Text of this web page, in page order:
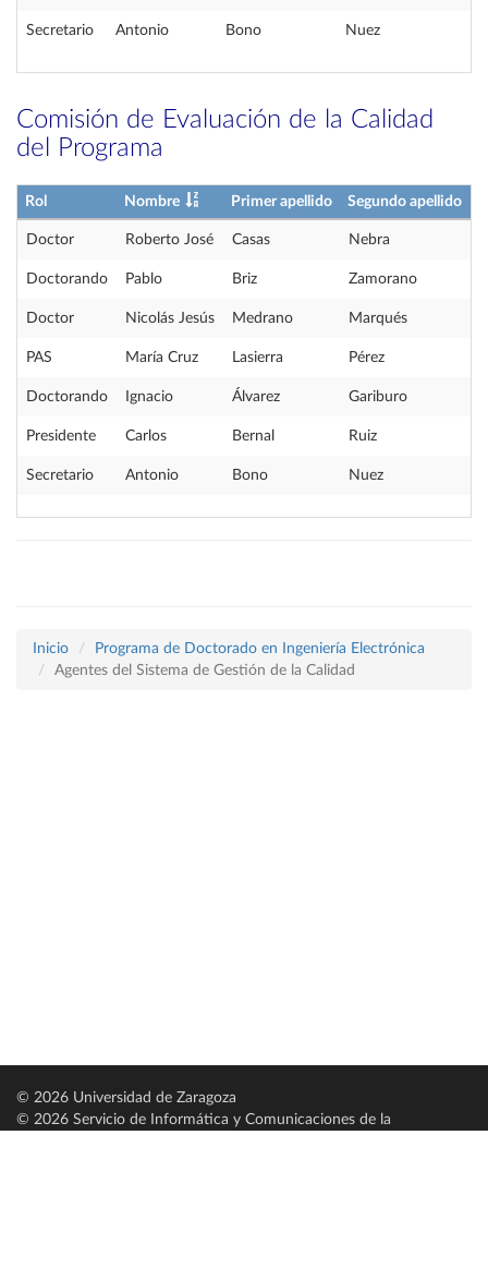
Secretario Antonio Bono Nuez
Comisión de Evaluación de la Calidad
del Programa
Rol Nombre Primer apellido Segundo apellido
Doctor Roberto José Casas Nebra
Doctorando Pablo Briz Zamorano
Doctor Nicolás Jesús Medrano Marqués
PAS María Cruz Lasierra Pérez
Doctorando Ignacio Álvarez Gariburo
Presidente Carlos Bernal Ruiz
Secretario Antonio Bono Nuez
Inicio
Programa de Doctorado en Ingeniería Electrónica
Agentes del Sistema de Gestión de la Calidad
© 2026 Universidad de Zaragoza
© 2026 Servicio de Informática y Comunicaciones de la